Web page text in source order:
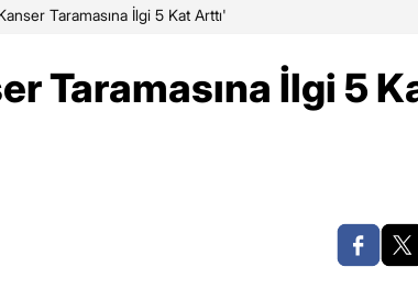
Taramasına İlgi 5 Kat Arttı'
Taramasına İlgi 5